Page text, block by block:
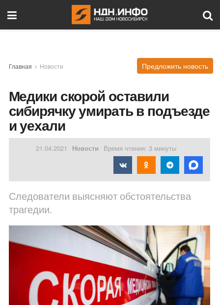
Главная Новости Предложить новость
Медики скорой оставили
сибирячку умирать в подъезде
и уехали
21.04.2021 Новости Время чтения: 3 минуты
Следователи выясняют обстоятельства
трагедии.